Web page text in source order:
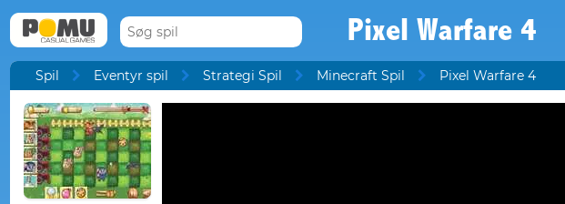
Pixel Warfare 4
Spil Eventyr spil Strategi Spil Minecraft Spil Pixel Warfare 4